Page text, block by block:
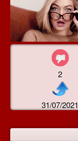
2
31/07/2021